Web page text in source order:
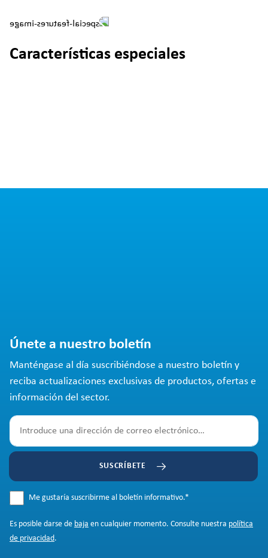
Características especiales
Únete a nuestro boletín
Manténgase al día suscribiéndose a nuestro boletín y
reciba actualizaciones exclusivas de productos, ofertas e
información del sector.
SUSCRÍBETE
Me gustaría suscribirme al boletín informativo.*
Es posible darse de baja en cualquier momento. Consulte nuestra política
de privacidad.